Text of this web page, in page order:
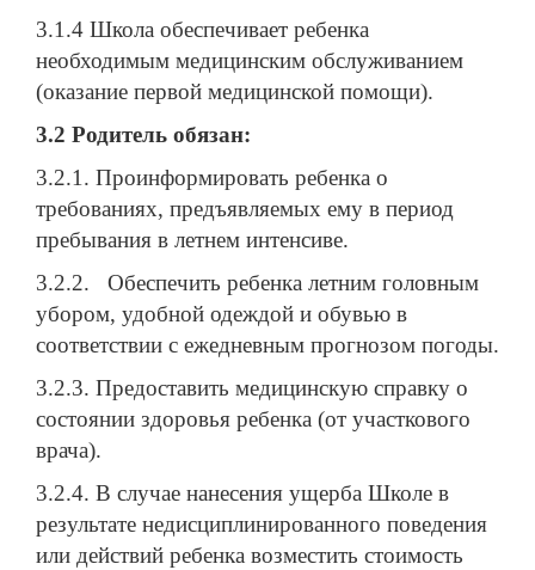
3.1.4 Школа обеспечивает ребенка
необходимым медицинским обслуживанием
(оказание первой медицинской помощи).
3.2 Родитель обязан:
3.2.1. Проинформировать ребенка о
требованиях, предъявляемых ему в период
пребывания в летнем интенсиве.
3.2.2. Обеспечить ребенка летним головным
убором, удобной одеждой и обувью в
соответствии с ежедневным прогнозом погоды.
3.2.3. Предоставить медицинскую справку о
состоянии здоровья ребенка (от участкового
врача).
3.2.4. В случае нанесения ущерба Школе в
результате недисциплинированного поведения
или действий ребенка возместить стоимость